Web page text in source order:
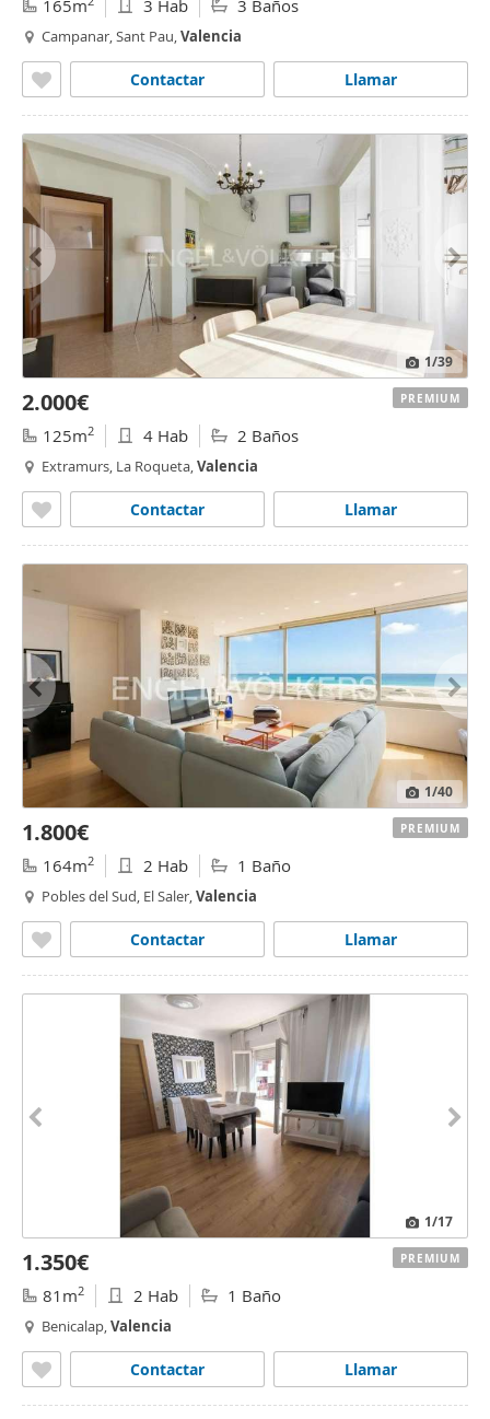
165m 3 Hab 3 Baños
Campanar, Sant Pau,Valencia
Llamar
Contactar
1/39
2.000€
125m2 4 Hab 2 Baños
Extramurs, La Roqueta,Valencia
Llamar
Contactar
PREMIUM
1/40
1.800€
164m2 2 Hab 1 Baño
Pobles del Sud, El Saler,Valencia
Llamar
Contactar
PREMIUM
1/17
1.350€
81m2 2 Hab 1 Baño
Benicalap,Valencia
Llamar
Contactar
PREMIUM